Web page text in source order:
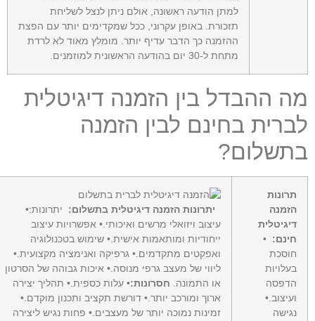
למתן הודעה ראשונה, אולם ניתן לנצל לשליחת
תזכורת. באופן עקרוני, ככל שמקדימים יותר עם הפצת
ההזמנה כך הדבר עדיף יותר. מומלץ מאוד לא לרדת
מתחת ל-30 יום בהודעה הראשונית למוזמנים.
ההבדל בין הזמנה דיגיטלית
בחינם לבין הזמנה
תרונות
הזמנה
דיגיטלית
חינם:•
חוסכת
בעלויות
הדפסה
ועיצוב.•
נגישה
יתרונות הזמנה דיגיטלית בתשלום:יתרונות:•
עיצוב ויזואלי מרשים ואיכותי.• אפשרויות עיצוב
ייחודיות ומותאמות אישית.• שימוש בטכנולוגיה
ואפקטים מתקדמים.• גרפיקה ואנימציה מקצועית.•
ליווי של מעצב גרפי מנוסה.• איכות גבוהה של הסרטון
או התמונה.חסרונות:• עלות כספית.• תהליך יצירה
ארוך ומורכב יותר.• דורשת תקציב ותכנון מוקדם.•
זמינות נמוכה יותר של מעצבים.• פחות נגיש ליצירה